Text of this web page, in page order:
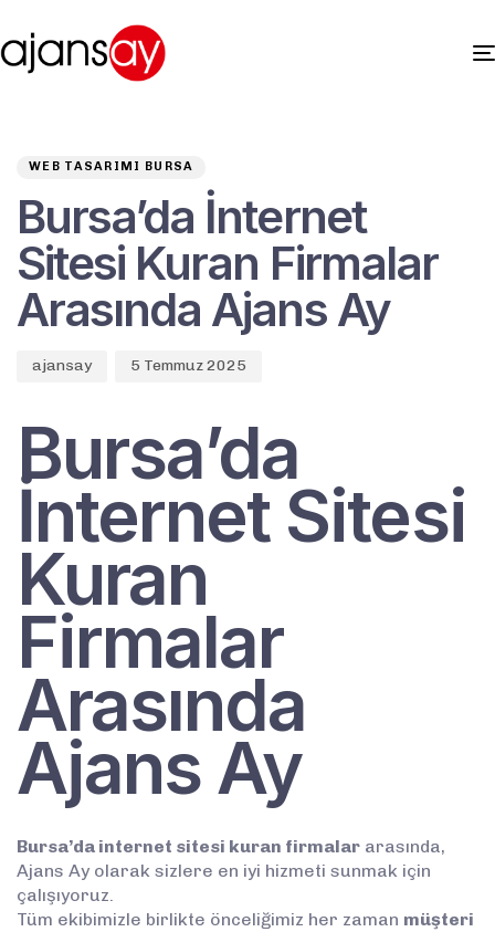
WEB TASARIMI BURSA
Bursa’da İnternet
Sitesi Kuran Firmalar
Arasında Ajans Ay
ajansay 5 Temmuz 2025
Bursa’da
İnternet Sitesi
Kuran
Firmalar
Arasında
Ajans Ay
Bursa’da internet sitesi kuran firmalar arasında,
Ajans Ay olarak sizlere en iyi hizmeti sunmak için
çalışıyoruz.
Tüm ekibimizle birlikte önceliğimiz her zaman müşteri